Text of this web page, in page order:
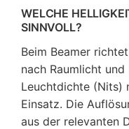
WELCHE
SINNVOLL?
Beim Beamer
nach Raumlicht
Leuchtdichte (Nits)
Einsatz. Die
aus der relevanten